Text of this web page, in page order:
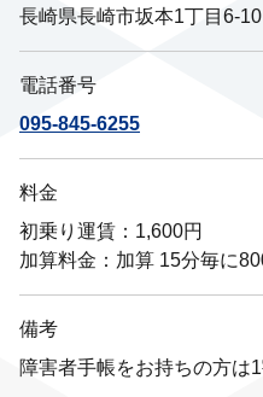
長崎県長崎市坂本1丁目6-10
電話番号
095-845-6255
料金
初乗り運賃：1,600円
加算料金：加算 15分毎に
備考
障害者手帳をお持ちの方は